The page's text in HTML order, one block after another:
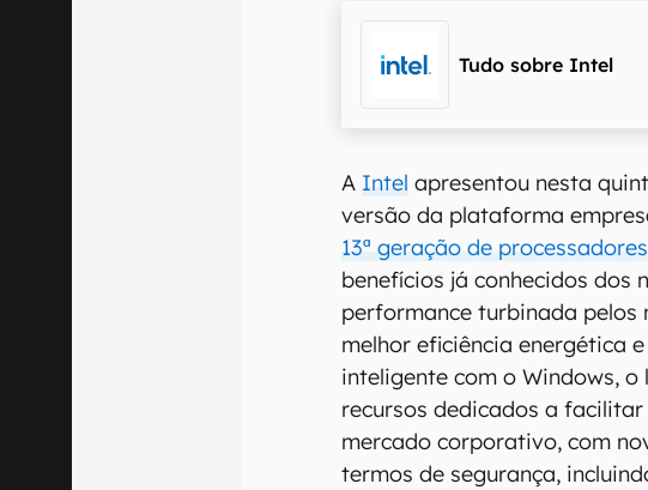
Tudo sobre Intel
A Intel apresentou nesta
versão da plataforma
13ª geração de
benefícios já conhecidos dos
performance turbinada pelos
melhor eficiência energética
inteligente com o Windows,
recursos dedicados a
mercado corporativo, com
termos de segurança,